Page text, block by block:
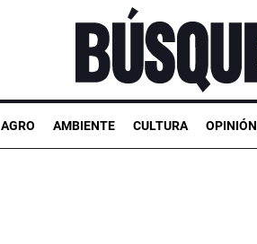
AGRO AMBIENTE CULTURA OPINIÓN